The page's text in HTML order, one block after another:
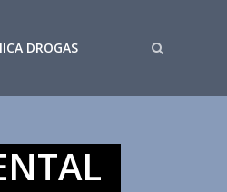
DROGAS